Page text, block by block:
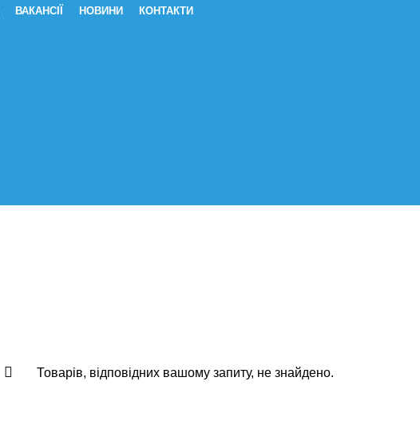
ВАКАНСІЇ НОВИНИ КОНТАКТИ
Товарів, відповідних вашому запиту, не знайдено.